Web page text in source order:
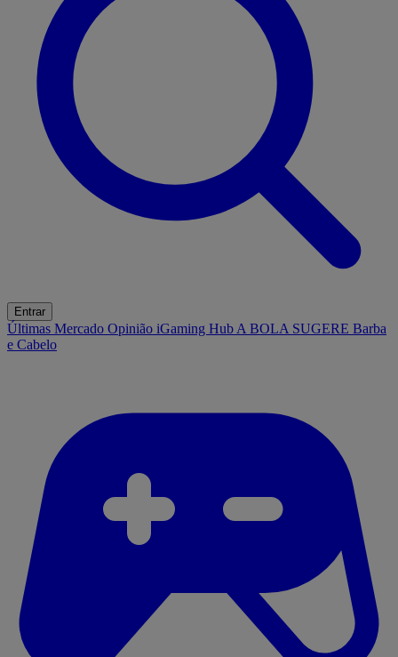
Entrar
Últimas Mercado Opinião iGaming Hub A BOLA SUGERE Barba
e Cabelo